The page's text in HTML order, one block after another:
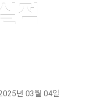
적
년 03월 04일